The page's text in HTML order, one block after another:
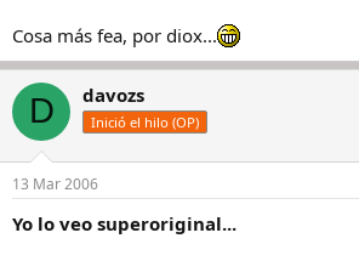
Cosa más fea, por diox...
D davozs
Inició el hilo (OP)
13 Mar 2006
Yo lo veo superoriginal...